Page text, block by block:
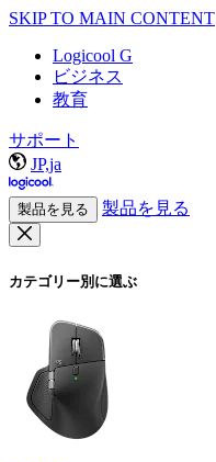
SKIP TO MAIN CONTENT
Logicool G
ビジネス
教育
サポート
JP,ja
製品を見る 製品を見る
カテゴリー別に選ぶ